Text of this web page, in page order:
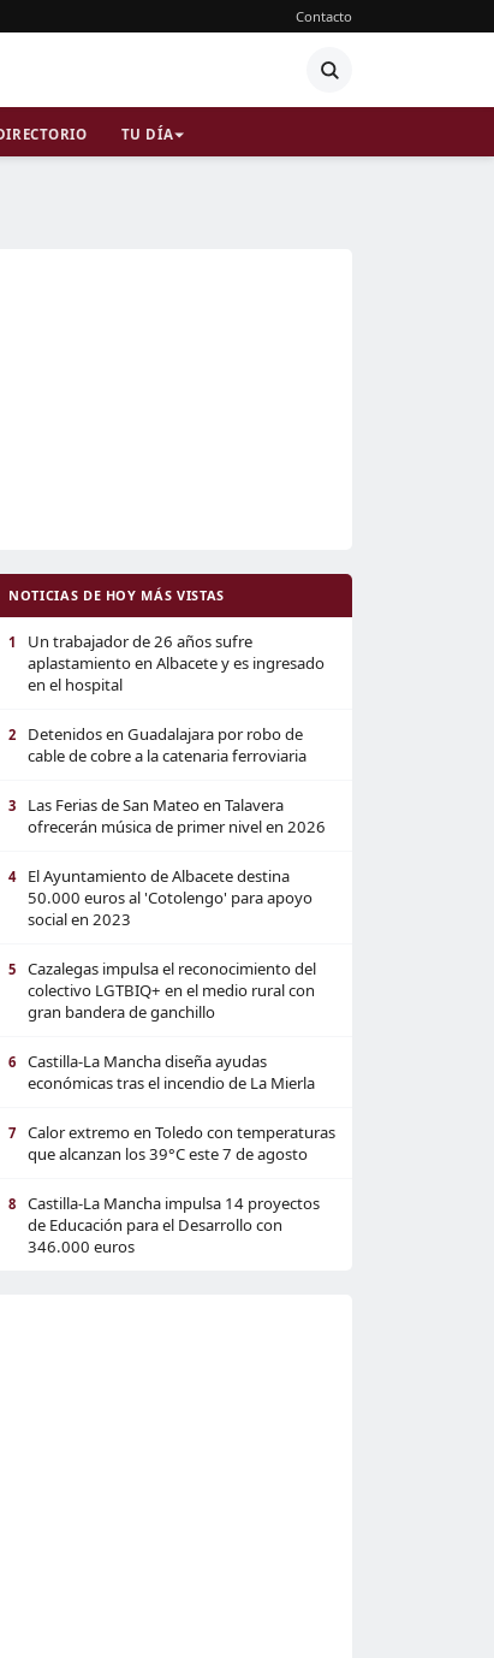
Contacto
TU DÍA
NOTICIAS DE HOY MÁS VISTAS
1
Un trabajador de 26 años sufre
aplastamiento en Albacete y es ingresado
en el hospital
2
Detenidos en Guadalajara por robo de
cable de cobre a la catenaria ferroviaria
3
Las Ferias de San Mateo en Talavera
ofrecerán música de primer nivel en 2026
4
El Ayuntamiento de Albacete destina
50.000 euros al 'Cotolengo' para apoyo
social en 2023
5
Cazalegas impulsa el reconocimiento del
colectivo LGTBIQ+ en el medio rural con
gran bandera de ganchillo
6
Castilla-La Mancha diseña ayudas
económicas tras el incendio de La Mierla
7
Calor extremo en Toledo con temperaturas
que alcanzan los 39°C este 7 de agosto
8
Castilla-La Mancha impulsa 14 proyectos
de Educación para el Desarrollo con
346.000 euros